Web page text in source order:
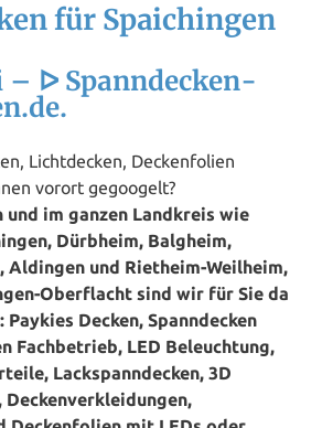
für Spaichingen
– ᐅ Spanndecken-
Lichtdecken, Deckenfolien
vorort gegoogelt?
und im ganzen Landkreis wie
Dürbheim, Balgheim,
Aldingen und Rietheim-Weilheim,
Oberflacht sind wir für Sie da
Paykies Decken, Spanndecken
Fachbetrieb, LED Beleuchtung,
Lackspanndecken, 3D
Deckenverkleidungen,